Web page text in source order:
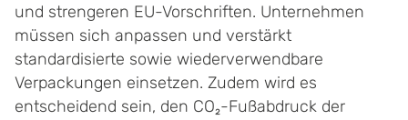
und strengeren EU-Vorschriften. Unternehmen
müssen sich anpassen und verstärkt
standardisierte sowie wiederverwendbare
Verpackungen einsetzen. Zudem wird es
entscheidend sein, den CO₂-Fußabdruck der